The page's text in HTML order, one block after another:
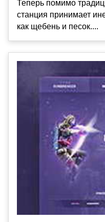
Теперь помимо
станция принимает
как щебень и песок....